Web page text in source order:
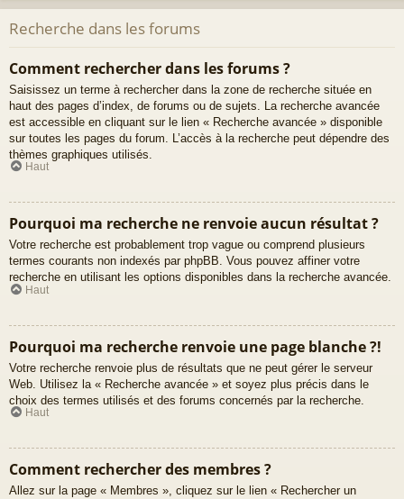
Recherche dans les forums
Comment rechercher dans les forums ?
Saisissez un terme à rechercher dans la zone de recherche située en
haut des pages d’index, de forums ou de sujets. La recherche avancée
est accessible en cliquant sur le lien « Recherche avancée » disponible
sur toutes les pages du forum. L’accès à la recherche peut dépendre des
thèmes graphiques utilisés.
Haut
Pourquoi ma recherche ne renvoie aucun résultat ?
Votre recherche est probablement trop vague ou comprend plusieurs
termes courants non indexés par phpBB. Vous pouvez affiner votre
recherche en utilisant les options disponibles dans la recherche avancée.
Haut
Pourquoi ma recherche renvoie une page blanche ?!
Votre recherche renvoie plus de résultats que ne peut gérer le serveur
Web. Utilisez la « Recherche avancée » et soyez plus précis dans le
choix des termes utilisés et des forums concernés par la recherche.
Haut
Comment rechercher des membres ?
Allez sur la page « Membres », cliquez sur le lien « Rechercher un